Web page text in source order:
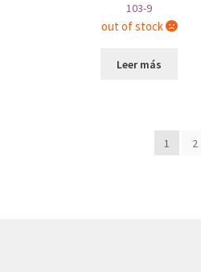
103-9
out of stock
Leer más
1 2